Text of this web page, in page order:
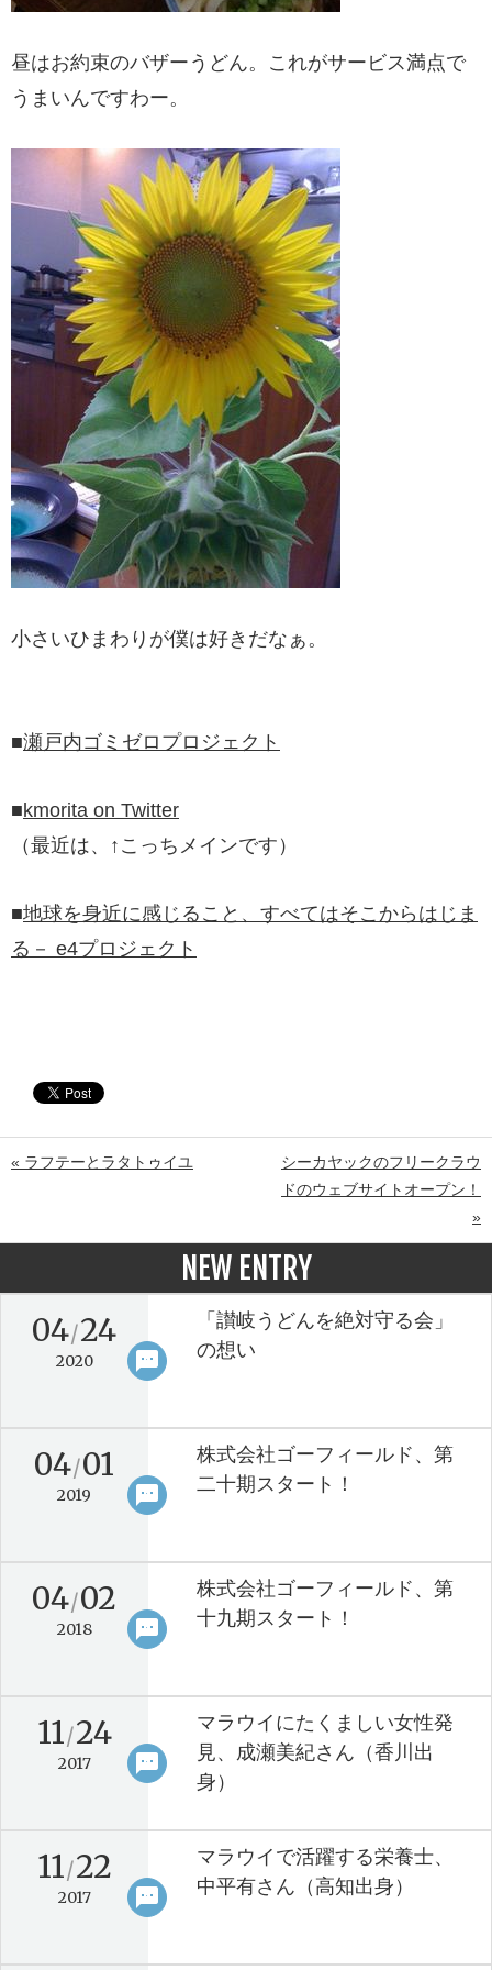
昼はお約束のバザーうどん。これがサービス満点で
うまいんですわー。
小さいひまわりが僕は好きだなぁ。
■瀬戸内ゴミゼロプロジェクト
■kmorita on Twitter
（最近は、↑こっちメインです）
■地球を身近に感じること、すべてはそこからはじま
る－ e4プロジェクト
« ラフテーとラタトゥイユ
シーカヤックのフリークラウ
ドのウェブサイトオープン！
»
NEW ENTRY
sms
04/24
2020
「讃岐うどんを絶対守る会」
の想い
keyboard_arrow_right
sms
04/01
2019
株式会社ゴーフィールド、第
二十期スタート！
keyboard_arrow_right
sms
04/02
2018
株式会社ゴーフィールド、第
十九期スタート！
keyboard_arrow_right
sms
11/24
2017
マラウイにたくましい女性発
見、成瀬美紀さん（香川出
身）
keyboard_arrow_right
sms
11/22
2017
マラウイで活躍する栄養士、
中平有さん（高知出身）
keyboard_arrow_right